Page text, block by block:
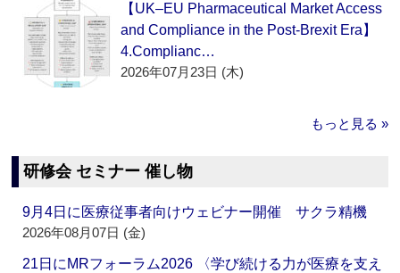
【UK–EU Pharmaceutical Market Access
and Compliance in the Post-Brexit Era】
4.Complianc…
2026年07月23日 (木)
もっと見る »
研修会 セミナー 催し物
9月4日に医療従事者向けウェビナー開催 サクラ精機
2026年08月07日 (金)
21日にMRフォーラム2026 〈学び続ける力が医療を支え